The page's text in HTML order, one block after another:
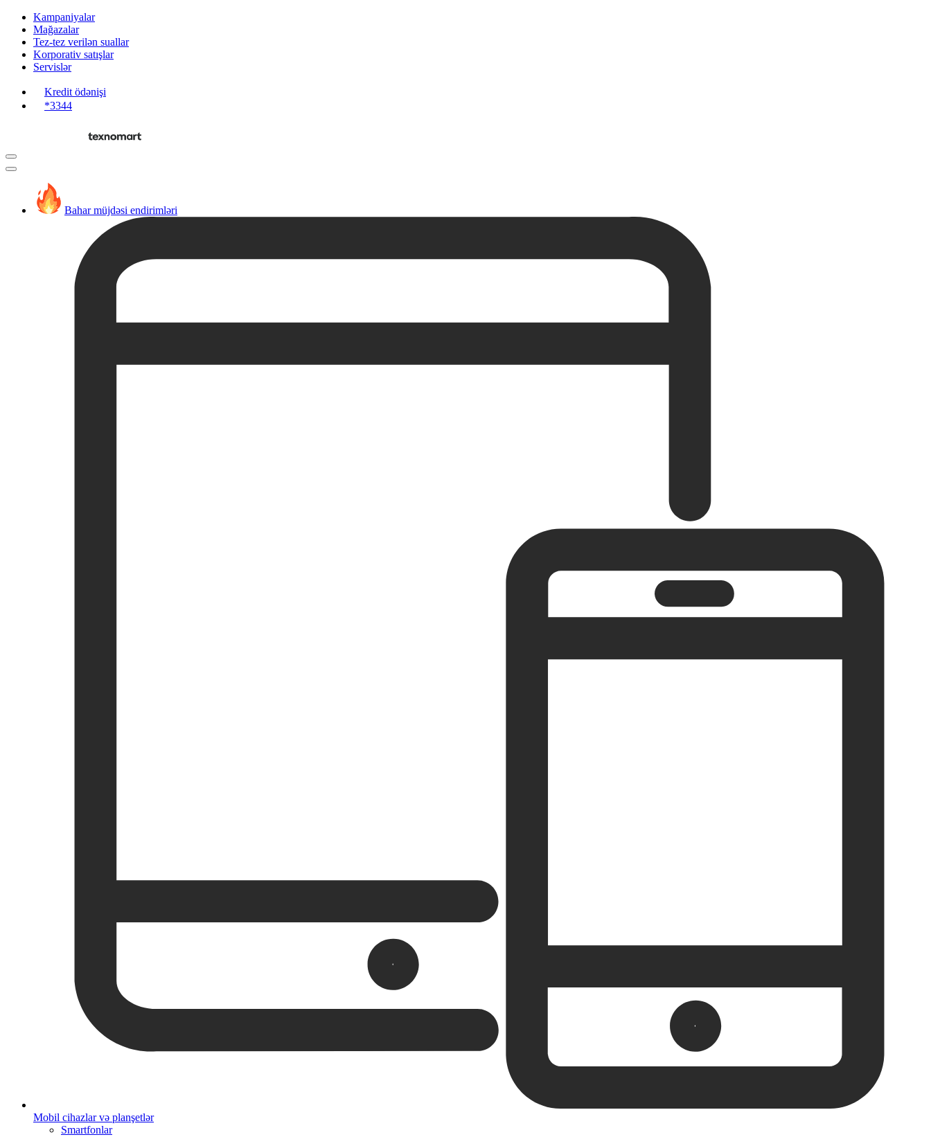
Kampaniyalar
Mağazalar
Tez-tez verilən suallar
Korporativ satışlar
Servislər
Kredit ödənişi
*3344
Bahar müjdəsi endirimləri
Mobil cihazlar və planşetlər
Smartfonlar